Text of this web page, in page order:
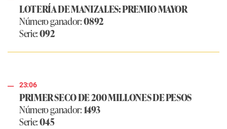
LOTERÍA DE MANIZALES: PREMIO MAYOR
Número ganador:0892
Serie:092
23:06
PRIMER SECO DE 200 MILLONES DE PESOS
Número ganador:1493
Serie:045